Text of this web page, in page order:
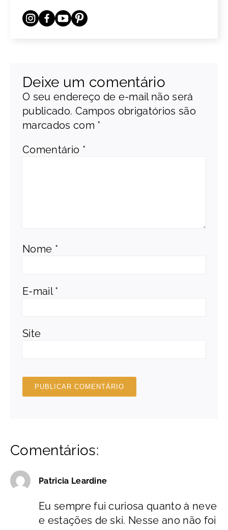
Deixe um comentário
O seu endereço de e-mail não será
publicado. Campos obrigatórios são
marcados com *
Comentário *
Nome *
E-mail*
Site
Comentários:
Patricia Leardine
Eu sempre fui curiosa quanto à neve
e estações de ski. Nesse ano não foi